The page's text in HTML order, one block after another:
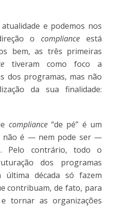
e podemos nos
ocompliance está
bem, as três primeiras
tiveram como foco a
dos programas, mas não
da sua finalidade:
compliance“de pé” é um
não é — nem pode ser —
Pelo contrário, todo o
dos programas
década só fazem
contribuam, de fato, para
tornar as organizações